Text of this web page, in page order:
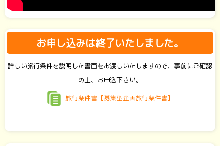
お申し込みは終了いたしました。
詳しい旅行条件を説明した書面をお渡しいたしますので、事前にご確認
の上、お申込下さい。
旅行条件書【募集型企画旅行条件書】